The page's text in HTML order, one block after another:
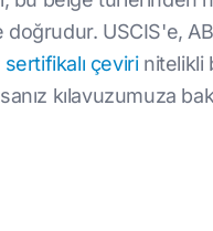
USCIS'e,
sertifikalı çevirinitelikli
kılavuzumuza